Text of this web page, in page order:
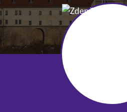
Kontakty
Místa